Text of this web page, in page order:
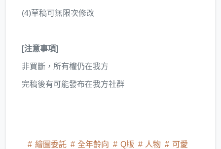
(4)草稿可無限次修改
[注意事項]
非買斷，所有權仍在我方
完稿後有可能發布在我方社群
繪圖委託 全年齡向 Q版 人物
可愛